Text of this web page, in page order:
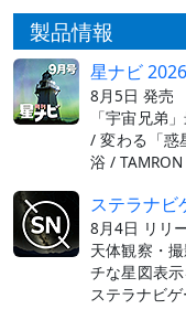
製品情報
星ナビ
8月5日 発売
「宇宙兄弟
/ 変わる「惑
浴 /
ステラナビ
8月4日 リリ
天体観察・
チな星図表
ステラナビゲ